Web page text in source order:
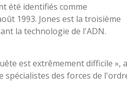
été identifiés comme
1993. Jones est la troisième
la technologie de l'ADN.
est extrêmement difficile », a
spécialistes des forces de